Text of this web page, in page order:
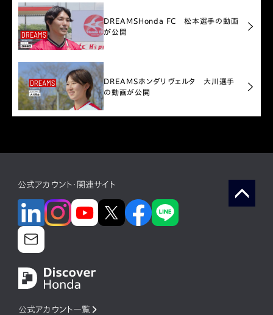
DREAMSHonda FC 松本選手の動画
が公開
DREAMSホンダリヴェルタ 大川選手
の動画が公開
公式アカウント・関連サイト
公式アカウント一覧